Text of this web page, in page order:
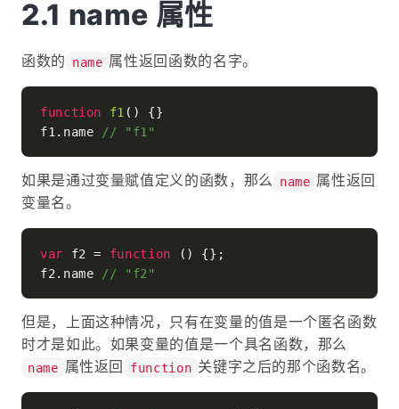
name 属性
函数的 name 属性返回函数的名字。
function f1 ( ) {}
f1. name // "f1"
如果是通过变量赋值定义的函数，那么 name 属性返回
变量名。
var f2 = function ( ) {};
f2. name // "f2"
但是，上面这种情况，只有在变量的值是一个匿名函数
时才是如此。如果变量的值是一个具名函数，那么
name 属性返回 function 关键字之后的那个函数名。